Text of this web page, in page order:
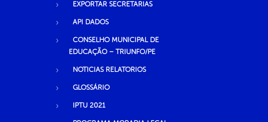
EXPORTAR SECRETARIAS
API DADOS
CONSELHO MUNICIPAL DE
EDUCAÇÃO – TRIUNFO/PE
NOTICIAS RELATORIOS
GLOSSÁRIO
IPTU 2021